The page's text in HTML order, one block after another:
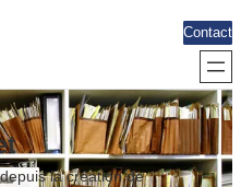
Contact
la création de